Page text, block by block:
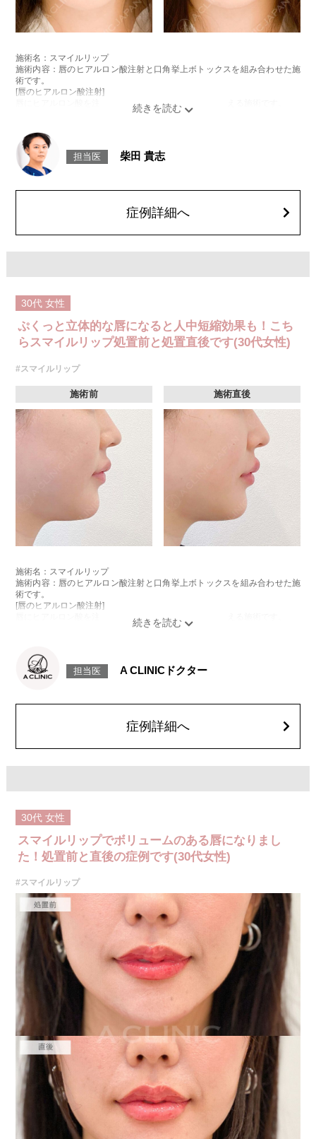
施術名：スマイルリップ
施術内容：唇のヒアルロン酸注射と口角挙上ボトックスを組み合わせた施
術です。
[唇のヒアルロン酸注射]
唇にヒアルロン酸を注入し、ボリュームやバランスを整える施術です。
注入し、筋肉の動きを抑制し、口角を上げる施術です。
施術時間：約15～20分程
リスク、副作用：腫れ、赤み、内出血、痛み、突っ張り感などが生じるこ
とがございます。また、稀にアレルギー、細菌感染症、頭痛などが生じる
ほどお控えください。ボトックス注入後は男性は3か月、女性は2か月避妊
費用：レスチレン 68,900円(税込)
オプション：表面麻酔 3,300円(税込) 笑気麻酔 3,300円(税込)
担当医 柴田 貴志
症例詳細へ
30代 女性
ぷくっと立体的な唇になると人中短縮効果も！こち
らスマイルリップ処置前と処置直後です(30代女性)
#スマイルリップ
施術前 施術直後
施術名：スマイルリップ
施術内容：唇のヒアルロン酸注射と口角挙上ボトックスを組み合わせた施
術です。
[唇のヒアルロン酸注射]
唇にヒアルロン酸を注入し、ボリュームやバランスを整える施術です。
施術時間：約15～20分程
リスク、副作用：腫れ、赤み、内出血、痛み、突っ張り感などが生じるこ
ほどお控えください。ボトックス注入後は男性は3か月、女性は2か月避妊
費用：レスチレン 68,900円(税込)
オプション：表面麻酔 3,300円(税込) 笑気麻酔 3,300円(税込)
担当医 A CLINICドクター
症例詳細へ
30代 女性
スマイルリップでボリュームのある唇になりまし
た！処置前と直後の症例です(30代女性)
#スマイルリップ